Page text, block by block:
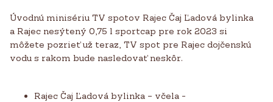
Úvodnú minisériu TV spotov Rajec Čaj Ľadová bylinka
a Rajec nesýtený 0,75 l sportcap pre rok 2023 si
môžete pozrieť už teraz, TV spot pre Rajec dojčenskú
vodu s rakom bude nasledovať neskôr.
Rajec Čaj Ľadová bylinka – včela -